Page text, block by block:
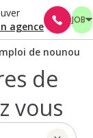
agence
JOB
de nounou
de
vous